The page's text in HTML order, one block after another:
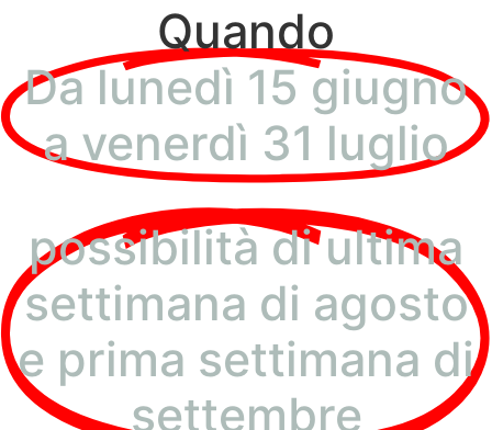
Quando
Da lunedì 15 giugno
a venerdì 31 luglio
possibilità di ultima
settimana di agosto
e prima settimana di
settembre